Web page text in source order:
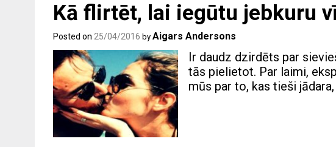
Kā flirtēt, lai iegūtu jebkuru
Posted on 25/04/2016 by Aigars Andersons
Ir daudz dzirdēts par
tās pielietot. Par laimi,
mūs par to, kas tieši